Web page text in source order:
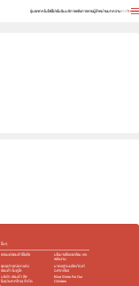
รุ่นรถเทคโนโลยีโปรโมชันบริการหลังการขายผู้จำหน่ายบทความENTH
อื่นๆ
รถยนต์ฮอนด้าใช้แล้ว
นโยบายสิ่งแวดล้อม และ
พลังงาน
ชุดอุปกรณ์ตกแต่ง​
ฮอนด้า โมดูโล
มาตรฐานผลิตภัณฑ์
ฉลากเขียว
บริษัท ฮอนด้า ลีส
ซิ่ง(ประเทศไทย) จำกัด
Blue Skies For Our
Children